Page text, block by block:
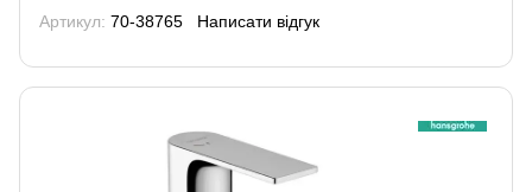
Артикул: 70-38765 Написати відгук